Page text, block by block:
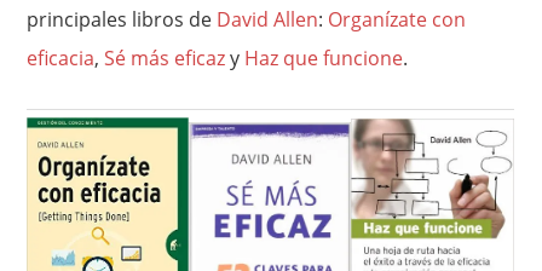
principales libros de David Allen: Organízate con
eficacia,Sé más eficazy Haz que funcione.